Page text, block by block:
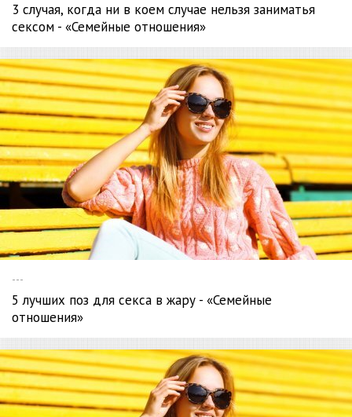
3 случая, когда ни в коем случае нельзя заниматья
сексом - «Семейные отношения»
---
5 лучших поз для секса в жару - «Семейные
отношения»